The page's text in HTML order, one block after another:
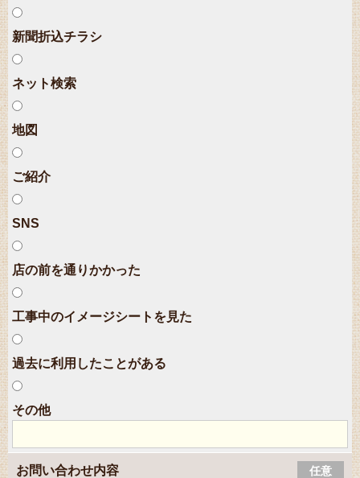
新聞折込チラシ
ネット検索
地図
ご紹介
SNS
店の前を通りかかった
工事中のイメージシートを見た
過去に利用したことがある
その他
お問い合わせ内容 任意